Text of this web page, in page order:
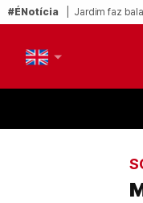
#ÉNotícia Jardim faz